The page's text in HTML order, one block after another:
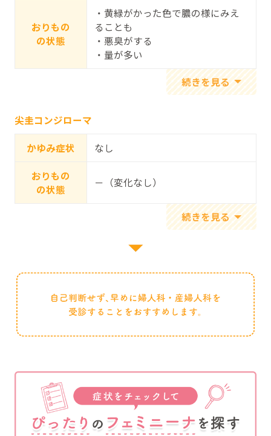
おりもの
の状態
・黄緑がかった色で膿の様にみえ
ることも
・悪臭がする
・量が多い
尖圭コンジローマ
かゆみ症状 なし
おりもの
の状態
－（変化なし）